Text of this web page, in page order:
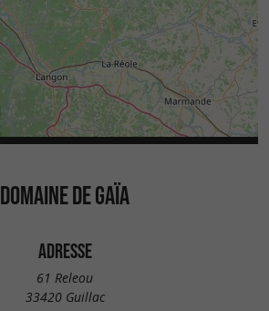
DOMAINE DE GAÏA
ADRESSE
61 Releou
33420 Guillac